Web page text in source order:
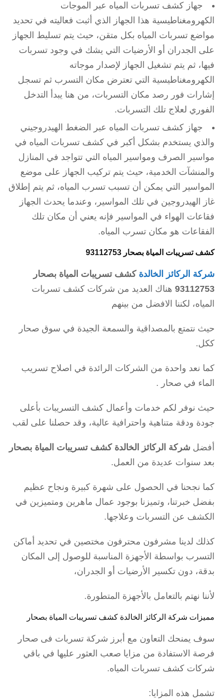
جهاز كشف تسربات المياه عبر الموجات
الكهرومغناطيسية هذا الجهاز الذي أثبت فعاليته في تحديد
مواضع تسربات المياه بكل متقن، حيث يتم تسليط الجهاز
على الجدران أو الأرضيات التي يشك في وجود تسربات
فيها، ثم يتم تشغيل الجهاز لإصدار موجاته
الكهرومغناطيسية التي تعترض مكان التسرب ثم تسجل
إشارات فور رصد مكان التسربات، من هنا يبدأ التدخل
الفوري لعلاج تلك التسربات.
جهاز كشف تسربات المياه عبر الضغط الهيدروجيني
والذي يستخدم بشكل أكبر في كشف تسربات المياه في
مواسير الصرف ومواسير المياه التي تتواجد في المنازل
والمنشآت الخدمية، حيث يتم تركيب الجهاز على موضع
المواسير التي يمكن أن تسبب تسرب المياه، ثم يتم إطلاق
غاز الهيدروجين في تلك المواسير، وعندما يحدث الجهاز
فقاعات الهواء في المواسير فإنه يعني أن مكان تلك
الفقاعات هو مكان تسرب المياه.
كشف تسريبات المياة بصحار 93112753
شركة الركائز الخالدة كشف تسريبات المياة بصحار
93112753 هناك العديد من شركات كشف تسربات
المياه، لكننا الافضل من بينهم
حيث نتمتع بالمصداقية والسمعة الجيدة في سوق صحار
ككل.
كما نعد واحدة من الشركات الرائدة في اصلاح تسريب
الماء في صحار .
حيث نوفر لكم خدمات وأعمال كشف التسريبات بأعلى
جودة ودقة متناهية واحترافية عالية، وقد حصلنا على لقب
أفضل شركة الركائز الخالدة كشف تسريبات المياة بصحار
بعد سنوات عديدة من العمل.
كما نجحنا في الحصول على شهرة كبيرة ونجاح عظيم
بفضل خبرتنا، وتميزنا بوجود عمال ماهرين ومتميزين في
الكشف عن التسربات وعلاجها.
كذلك لدينا مشرفون محترفون مختصين في تحديد أماكن
التسرب بواسطة الأجهزة المناسبة للوصول إلى المكان
بدقة، دون تكسير الأرضيات أو الجدران،
لأننا نهتم بالتعامل بالأجهزة المتطورة.
مميزات شركة الركائز الخالدة كشف تسريبات المياة بصحار
سوف يمنحك التعاون مع أبرز شركة تسربات فى صحار
فرصة الاستفادة من مزايا صعب العثور عليها في باقي
شركات كشف تسربات المياه.
تشمل هذه المزايا: